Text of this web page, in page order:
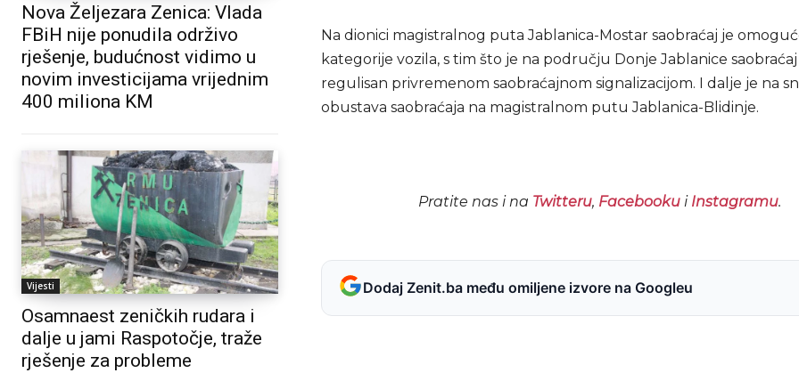
Nova Željezara Zenica: Vlada
FBiH nije ponudila održivo
rješenje, budućnost vidimo u
novim investicijama vrijednim
400 miliona KM
Vijesti
Osamnaest zeničkih rudara i
dalje u jami Raspotočje, traže
rješenje za probleme
Na dionici magistralnog puta Jablanica-Mostar saobraćaj je
kategorije vozila, s tim što je na području Donje Jablanice
regulisan privremenom saobraćajnom signalizacijom. I dalje je na
obustava saobraćaja na magistralnom putu Jablanica-Blidinje.
Pratite nas i na Twitteru, Facebookui Instagramu.
Dodaj Zenit.ba među omiljene izvore na Googleu